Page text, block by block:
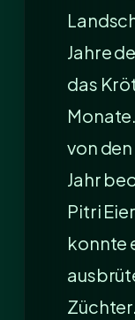
Jahre
das
von
Jahr
Pitri
konnte